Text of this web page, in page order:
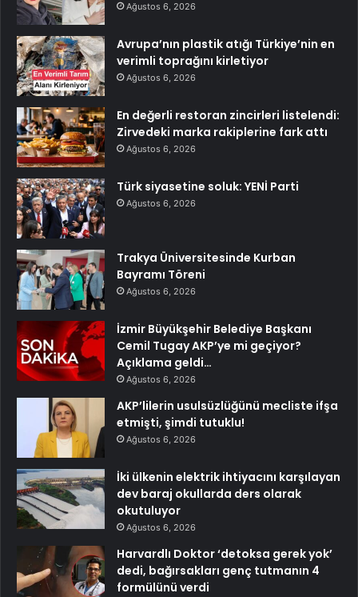
Ağustos 6, 2026
Avrupa’nın plastik atığı Türkiye’nin en
verimli toprağını kirletiyor
Ağustos 6, 2026
En değerli restoran zincirleri listelendi:
Zirvedeki marka rakiplerine fark attı
Ağustos 6, 2026
Türk siyasetine soluk: YENİ Parti
Ağustos 6, 2026
Trakya Üniversitesinde Kurban
Bayramı Töreni
Ağustos 6, 2026
İzmir Büyükşehir Belediye Başkanı
Cemil Tugay AKP’ye mi geçiyor?
Açıklama geldi…
Ağustos 6, 2026
AKP’lilerin usulsüzlüğünü mecliste ifşa
etmişti, şimdi tutuklu!
Ağustos 6, 2026
İki ülkenin elektrik ihtiyacını karşılayan
dev baraj okullarda ders olarak
okutuluyor
Ağustos 6, 2026
Harvardlı Doktor ‘detoksa gerek yok’
dedi, bağırsakları genç tutmanın 4
formülünü verdi